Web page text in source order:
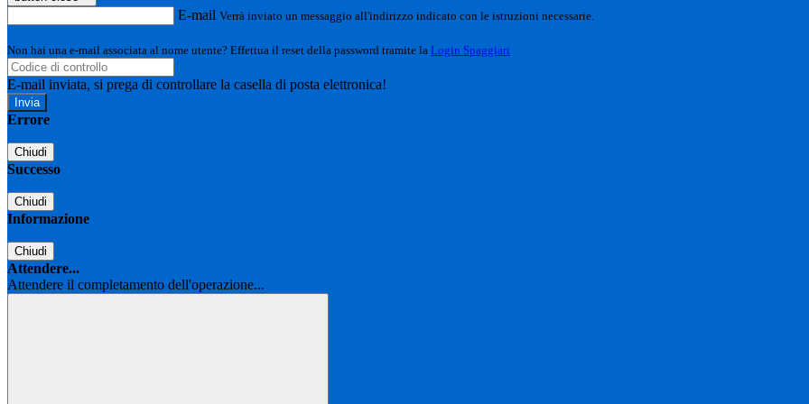
E-mail Verrà inviato un messaggio all'indirizzo indicato con le istruzioni necessarie.
Non hai una e-mail associata al nome utente? Effettua il reset della password tramite la Login Spaggiari
E-mail inviata, si prega di controllare la casella di posta elettronica!
Errore
Chiudi
Successo
Chiudi
Informazione
Chiudi
Attendere...
Attendere il completamento dell'operazione...